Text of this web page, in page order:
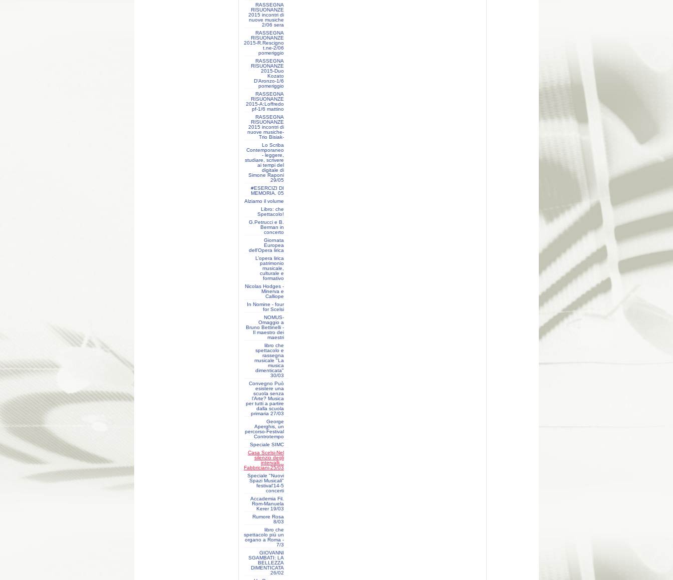
RASSEGNA
RISUONANZE
2015 incontri di
nuove musiche
2/06 sera
RASSEGNA
RISUONANZE
2015-R.Rescigno
t.ne-2/06
pomeriggio
RASSEGNA
RISUONANZE
2015-Duo
Kozato
D'Aronzo-1/6
pomeriggio
RASSEGNA
RISUONANZE
2015-A:Loffredo
pf-1/6 mattino
RASSEGNA
RISUONANZE
2015 incontri di
nuove musiche-
Trio Bisiak-
Lo Scriba
Contemporaneo
- leggere,
studiare, scrivere
ai tempi del
digitale di
Simone Raponi
29/05
#ESERCIZI DI
MEMORIA. 05
Alziamo il volume
Libro: che
Spettacolo!
G.Petrucci e B.
Berman in
concerto
Giornata
Europea
dell'Opera lirica
L’opera lirica
patrimonio
musicale,
culturale e
formativo
Nicolas Hodges -
Minerva e
Calliope
In Nomine - four
for Scelsi
NOMUS-
Omaggio a
Bruno Bettinelli -
Il maestro dei
maestri
libro che
spettacolo e
rassegna
musicale "La
musica
dimenticata"
30/03
Convegno Può
esistere una
scuola senza
l’Arte? Musica
per tutti a partire
dalla scuola
primaria 27/03
George
Aperghis, un
percorso-Festival
Controtempo
Speciale SIMC
Casa Scelsi-Nel
silenzio degli
intervalli...
Fabbriciani-25/03
Speciale "Nuovi
Spazi Musicali"
festival'14-5
concerti
Accademia Fil.
Rom-Manuela
Kerer 19/03
Rumore Rosa
8/03
libro che
spettacolo più un
organo a Roma -
7/3
GIOVANNI
SGAMBATI: LA
BELLEZZA
DIMENTICATA
26/02